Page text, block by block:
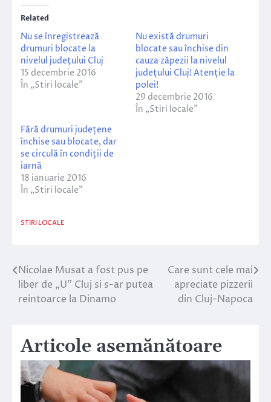
Related
Nu se înregistrează
drumuri blocate la
nivelul judeţului Cluj
15 decembrie 2016
În „Stiri locale”
Nu există drumuri
blocate sau închise din
cauza zăpezii la nivelul
județului Cluj! Atenție la
polei!
29 decembrie 2016
În „Stiri locale”
Fără drumuri județene
închise sau blocate, dar
se circulă în condiții de
iarnă
18 ianuarie 2016
În „Stiri locale”
STIRI LOCALE
Navigare
în
Nicolae Musat a fost pus pe
liber de „U” Cluj si s-ar putea
reintoarce la Dinamo
Care sunt cele mai
apreciate pizzerii
din Cluj-Napoca
Articole asemănătoare